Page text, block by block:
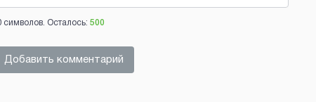
Осталось: 500
Добавить комментарий